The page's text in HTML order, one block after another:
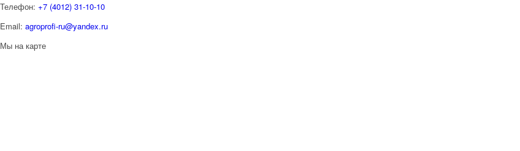
Телефон: +7 (4012) 31-10-10
Email: agroprofi-ru@yandex.ru
Мы на карте